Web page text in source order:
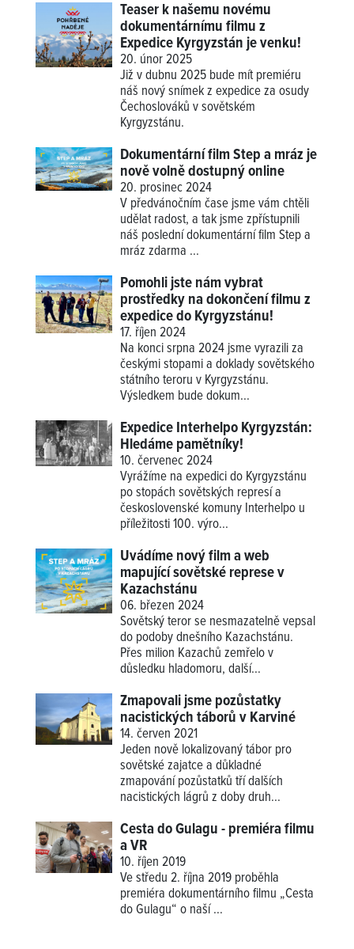
Teaser k našemu novému
dokumentárnímu filmu z
Expedice Kyrgyzstán je venku!
20. únor 2025
Již v dubnu 2025 bude mít premiéru
náš nový snímek z expedice za osudy
Čechoslováků v sovětském
Kyrgyzstánu.
Dokumentární film Step a mráz je
nově volně dostupný online
20. prosinec 2024
V předvánočním čase jsme vám chtěli
udělat radost, a tak jsme zpřístupnili
náš poslední dokumentární film Step a
mráz zdarma ...
Pomohli jste nám vybrat
prostředky na dokončení filmu z
expedice do Kyrgyzstánu!
17. říjen 2024
Na konci srpna 2024 jsme vyrazili za
českými stopami a doklady sovětského
státního teroru v Kyrgyzstánu.
Výsledkem bude dokum...
Expedice Interhelpo Kyrgyzstán:
Hledáme pamětníky!
10. červenec 2024
Vyrážíme na expedici do Kyrgyzstánu
po stopách sovětských represí a
československé komuny Interhelpo u
příležitosti 100. výro...
Uvádíme nový film a web
mapující sovětské represe v
Kazachstánu
06. březen 2024
Sovětský teror se nesmazatelně vepsal
do podoby dnešního Kazachstánu.
Přes milion Kazachů zemřelo v
důsledku hladomoru, další...
Zmapovali jsme pozůstatky
nacistických táborů v Karviné
14. červen 2021
Jeden nově lokalizovaný tábor pro
sovětské zajatce a důkladné
zmapování pozůstatků tří dalších
nacistických lágrů z doby druh...
Cesta do Gulagu - premiéra filmu
a VR
10. říjen 2019
Ve středu 2. října 2019 proběhla
premiéra dokumentárního filmu „Cesta
do Gulagu“ o naší...